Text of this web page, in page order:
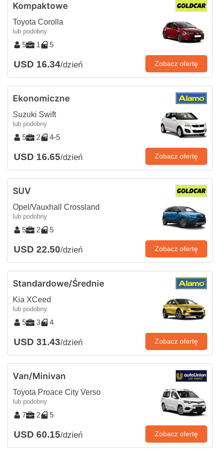
Kompaktowe
Toyota Corolla
lub podobny
5 1 5
USD 16.34/dzień Zobacz ofertę
Ekonomiczne
Suzuki Swift
lub podobny
5 2 4-5
USD 16.65/dzień Zobacz ofertę
SUV
Opel/Vauxhall Crossland
lub podobny
5 2 5
USD 22.50/dzień Zobacz ofertę
Standardowe/Średnie
Kia XCeed
lub podobny
5 3 4
USD 31.43/dzień Zobacz ofertę
Van/Minivan
Toyota Proace City Verso
lub podobny
7 2 5
USD 60.15/dzień Zobacz ofertę